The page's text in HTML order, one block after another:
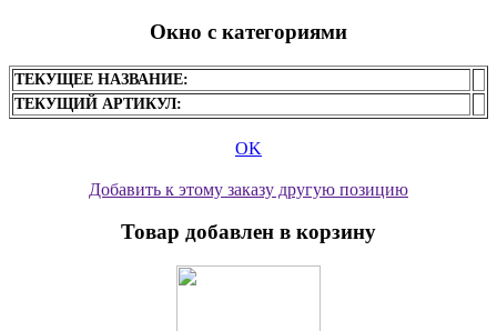
Окно с категориями
ТЕКУЩЕЕ НАЗВАНИЕ:
ТЕКУЩИЙ АРТИКУЛ:
OK
Добавить к этому заказу другую позицию
Товар добавлен в корзину